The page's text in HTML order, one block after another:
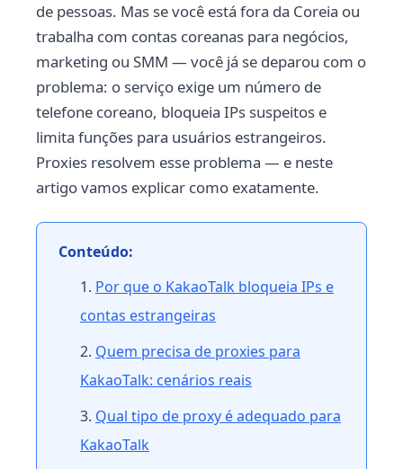
de pessoas. Mas se você está fora da Coreia ou
trabalha com contas coreanas para negócios,
marketing ou SMM — você já se deparou com o
problema: o serviço exige um número de
telefone coreano, bloqueia IPs suspeitos e
limita funções para usuários estrangeiros.
Proxies resolvem esse problema — e neste
artigo vamos explicar como exatamente.
Conteúdo:
Por que o KakaoTalk bloqueia IPs e
contas estrangeiras
Quem precisa de proxies para
KakaoTalk: cenários reais
Qual tipo de proxy é adequado para
KakaoTalk